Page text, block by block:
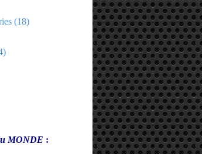
(18)
MONDE :